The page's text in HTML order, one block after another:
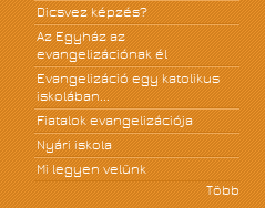
Dicsvez képzés?
Az Egyház az
evangelizációnak él
Evangelizáció egy katolikus
iskolában...
Fiatalok evangelizációja
Nyári iskola
Mi legyen velünk
Több